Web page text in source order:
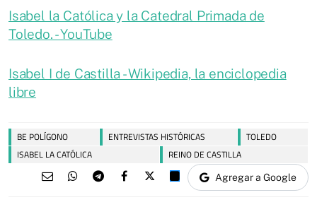
Isabel la Católica y la Catedral Primada de
Toledo. - YouTube
Isabel I de Castilla - Wikipedia, la enciclopedia
libre
BE POLÍGONO ENTREVISTAS HISTÓRICAS
TOLEDO
ISABEL LA CATÓLICA
REINO DE CASTILLA
Agregar a Google